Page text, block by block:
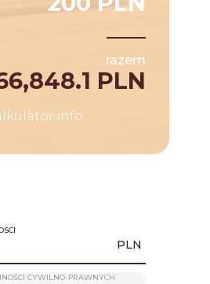
razem
PLN
PLN
CYWILNO-PRAWNYCH